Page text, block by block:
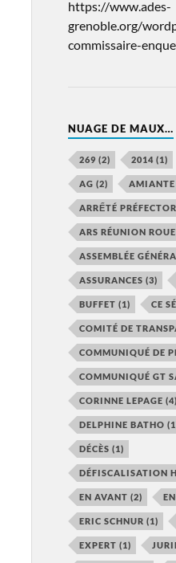
https://www.ades-
grenoble.org/
commissaire-
NUAGE DE MAUX…
269 (2) 2014(1)
AG (2) AMIANTE
ARRẾTÉ
ARS RÉUNION
ASSEMBLÉE
ASSURANCES (3)
BUFFET (1) CE
COMITÉ DE
COMMUNIQUÉ DE
COMMUNIQUÉ GT
CORINNE LEPAGE (4)
DELPHINE BATHO
DÉCÈS (1)
DÉFISCALISATION
EN AVANT (2)
ERIC SCHNUR (1)
EXPERT (1)